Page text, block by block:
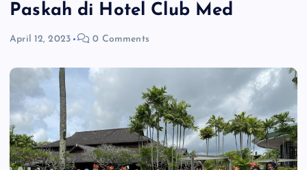
Paskah di Hotel Club Med
April 12, 2023 0 Comments